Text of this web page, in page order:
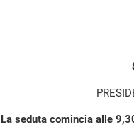
La seduta comincia alle